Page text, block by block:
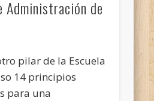
Administración de
pilar de la Escuela
14 principios
para una